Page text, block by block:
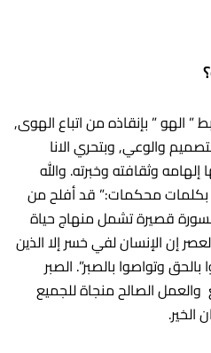
الهو ” بإنقاذه من اتباع الهوى,
والوعي, وبتحري الانا
وثقافته وخبرته. والله
بكلمات محكمات:” قد أفلح من
قصيرة تشمل منهاج حياة
إن الإنسان لفي خسر إلا الذين
وتواصوا بالصبر”. الصبر
والعمل الصالح منجاة للجميع
الخير.